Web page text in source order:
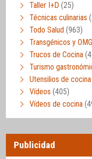
Taller I+D (25)
Técnicas culinarias
Todo Salud (963)
Transgénicos y OMG
Trucos de Cocina
Turismo
Utensilios de cocina
Vídeos (405)
Vídeos de cocina
Publicidad